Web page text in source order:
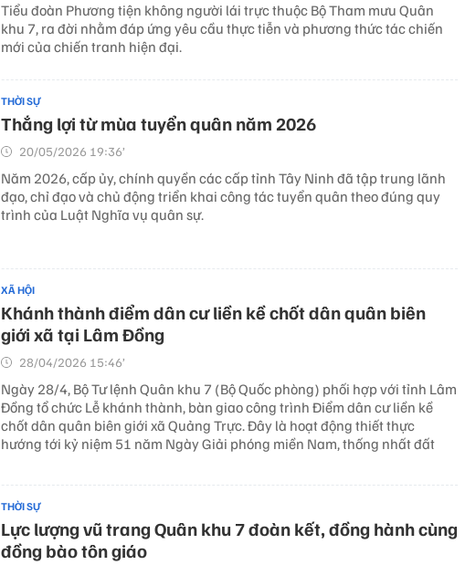
Tiểu đoàn Phương tiện không người lái trực thuộc Bộ Tham mưu Quân
khu 7, ra đời nhằm đáp ứng yêu cầu thực tiễn và phương thức tác chiến
mới của chiến tranh hiện đại.
THỜI SỰ
Thắng lợi từ mùa tuyển quân năm 2026
20/05/2026 19:36’
Năm 2026, cấp ủy, chính quyền các cấp tỉnh Tây Ninh đã tập trung lãnh
đạo, chỉ đạo và chủ động triển khai công tác tuyển quân theo đúng quy
trình của Luật Nghĩa vụ quân sự.
XÃ HỘI
Khánh thành điểm dân cư liền kề chốt dân quân biên
giới xã tại Lâm Đồng
28/04/2026 15:46’
Ngày 28/4, Bộ Tư lệnh Quân khu 7 (Bộ Quốc phòng) phối hợp với tỉnh Lâm
Đồng tổ chức Lễ khánh thành, bàn giao công trình Điểm dân cư liền kề
chốt dân quân biên giới xã Quảng Trực. Đây là hoạt động thiết thực
hướng tới kỷ niệm 51 năm Ngày Giải phóng miền Nam, thống nhất đất
THỜI SỰ
Lực lượng vũ trang Quân khu 7 đoàn kết, đồng hành cùng
đồng bào tôn giáo